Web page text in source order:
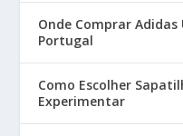
Onde Comprar
Portugal
Como Escolher
Experimentar